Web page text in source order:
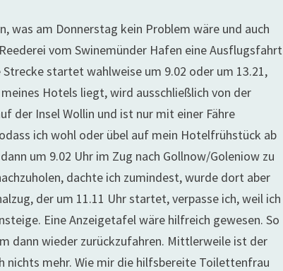
was am Donnerstag kein Problem wäre und auch
vom Swinemünder Hafen eine Ausflugsfahrt
startet wahlweise um 9.02 oder um 13.21,
Hotels liegt, wird ausschließlich von der
der Insel Wollin und ist nur mit einer Fähre
ich wohl oder übel auf mein Hotelfrühstück ab
um 9.02 Uhr im Zug nach Gollnow/Goleniow zu
dachte ich zumindest, wurde dort aber
der um 11.11 Uhr startet, verpasse ich, weil ich
Eine Anzeigetafel wäre hilfreich gewesen. So
dann wieder zurückzufahren. Mittlerweile ist der
nichts mehr. Wie mir die hilfsbereite Toilettenfrau